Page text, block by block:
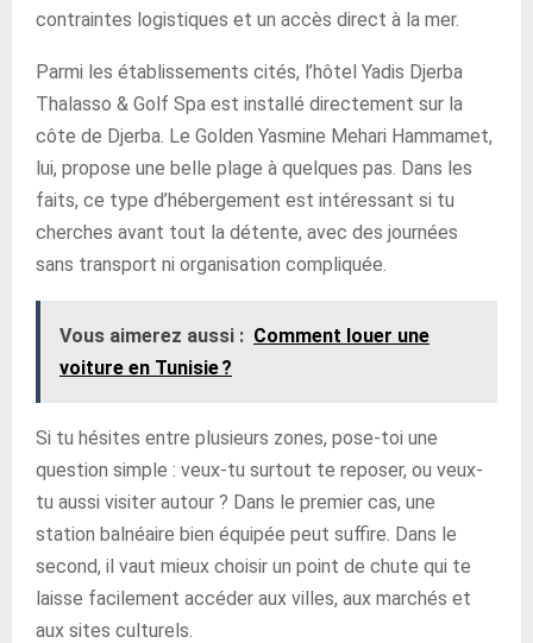
contraintes logistiques et un accès direct à la mer.
Parmi les établissements cités, l’hôtel Yadis Djerba
Thalasso & Golf Spa est installé directement sur la
côte de Djerba. Le Golden Yasmine Mehari Hammamet,
lui, propose une belle plage à quelques pas. Dans les
faits, ce type d’hébergement est intéressant si tu
cherches avant tout la détente, avec des journées
sans transport ni organisation compliquée.
Vous aimerez aussi : Comment louer une
voiture en Tunisie ?
Si tu hésites entre plusieurs zones, pose-toi une
question simple : veux-tu surtout te reposer, ou veux-
tu aussi visiter autour ? Dans le premier cas, une
station balnéaire bien équipée peut suffire. Dans le
second, il vaut mieux choisir un point de chute qui te
laisse facilement accéder aux villes, aux marchés et
aux sites culturels.